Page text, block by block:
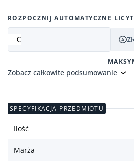
ROZPOCZNIJ AUTOMATYCZNE
€
Zobacz całkowite podsumowanie
SPECYFIKACJA PRZEDMIOTU
Ilość
Marża